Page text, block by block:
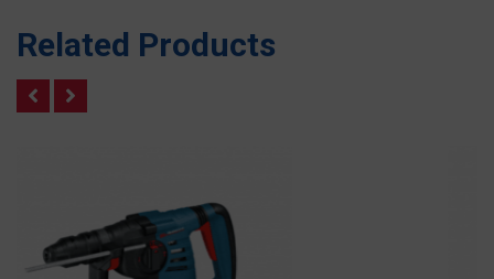
Related Products